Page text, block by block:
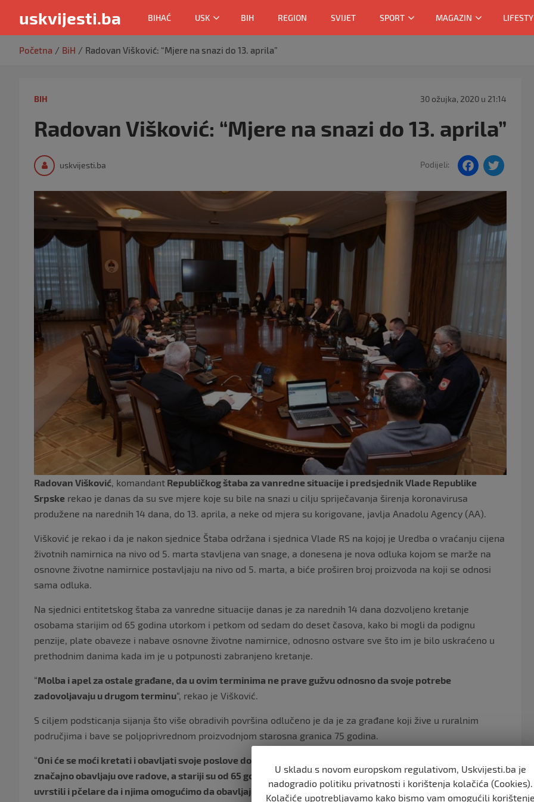
uskvijesti.ba BIHAĆ USK BIH REGION SVIJET SPORT MAGAZIN
Početna BiH Radovan Višković: “Mjere na snazi do 13. aprila”
BIH 30 ožujka, 2020 u 21:14
Radovan Višković: “Mjere na snazi do 13. aprila”
uskvijesti.ba Podijeli:
F
c
e
b
o
er
Radovan Višković, komandant Republičkog štaba za vanredne situacije i predsjednik Vlade Republike
Srpske rekao je danas da su sve mjere koje su bile na snazi u cilju spriječavanja širenja koronavirusa
produžene na narednih 14 dana, do 13. aprila, a neke od mjera su korigovane, javlja Anadolu Agency (AA).
Višković je rekao i da je nakon sjednice Štaba održana i sjednica Vlade RS na kojoj je Uredba o vraćanju cijena
životnih namirnica na nivo od 5. marta stavljena van snage, a donesena je nova odluka kojom se marže na
osnovne životne namirnice postavljaju na nivo od 5. marta, a biće proširen broj proizvoda na koji se odnosi
sama odluka.
Na sjednici entitetskog štaba za vanredne situacije danas je za narednih 14 dana dozvoljeno kretanje
osobama starijim od 65 godina utorkom i petkom od sedam do deset časova, kako bi mogli da podignu
penzije, plate obaveze i nabave osnovne životne namirnice, odnosno ostvare sve što im je bilo uskraćeno u
prethodnim danima kada im je u potpunosti zabranjeno kretanje.
“Molba i apel za ostale građane, da u ovim terminima ne prave gužvu odnosno da svoje potrebe
zadovoljavaju u drugom terminu“, rekao je Višković.
S ciljem podsticanja sijanja što više obradivih površina odlučeno je da je za građane koji žive u ruralnim
područjima i bave se poljoprivrednom proizvodnjom starosna granica 75 godina.
“Oni će se moći kretati i obavljati svoje poslove do 75 godina života jer imamo dosta ljudi koji su na selu koji
značajno obavljaju ove radove, a stariji su od 65 godina koliko je do sada bila granica. U ovu kategoriju smo
uvrstili i pčelare da i njima omogućimo da obavljaju svoje poslove u pčelinjacima, s tim da moraju imati
U skladu s novom europskom regulativom, Uskvijesti.ba je
nadogradio politiku privatnosti i korištenja kolačića (Cookies).
Kolačiće upotrebljavamo kako bismo vam omogućili